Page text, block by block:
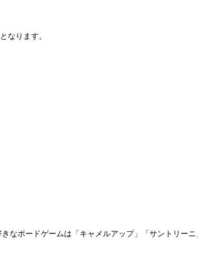
なります。
なボードゲームは「キャメルアップ」「サントリーニ